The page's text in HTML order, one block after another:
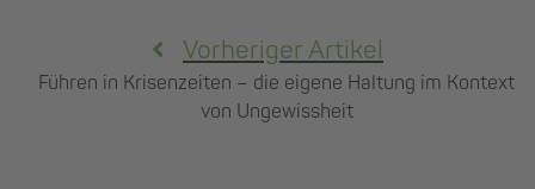
Vorheriger Artikel
Führen in Krisenzeiten – die eigene Haltung im Kontext
von Ungewissheit